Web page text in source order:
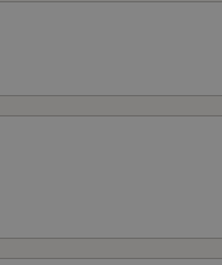
van de mooiste
Drents-Friese Wold.
klimpark ‘Klimbos’,
Zathe, de
bevinden zich
kilometer van het